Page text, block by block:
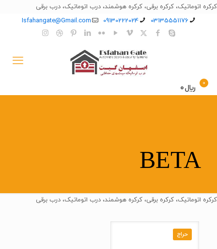
کرکره اتوماتیک، کرکره برقی، کرکره هوشمند، درب اتوماتیک، درب برقی
03135551176
09130222024
Isfahangate@Gmail.com
0 ﷼0
BETA
کرکره اتوماتیک، کرکره برقی، کرکره هوشمند، درب اتوماتیک، درب برقی
حراج